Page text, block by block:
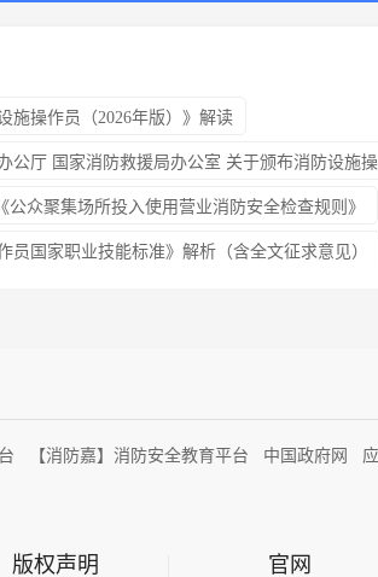
施操作员（2026年版）》解读
公厅 国家消防救援局办公室 关于颁布消防设施
公众聚集场所投入使用营业消防安全检查规则》
员国家职业技能标准》解析（含全文征求意见）
【消防嘉】消防安全教育平台 中国政府网
版权声明 官网